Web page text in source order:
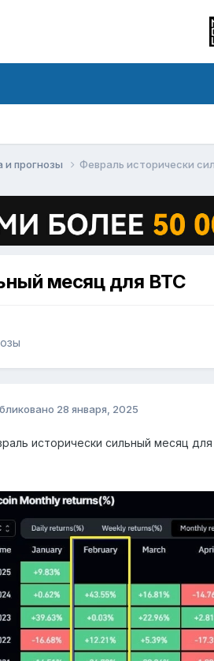
и прогнозы Февраль исторически
месяц для BTC
28 января, 2025
исторически сильный месяц